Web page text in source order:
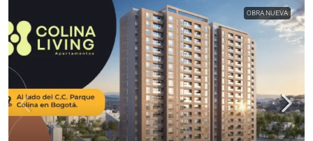
OBRA NUEVA